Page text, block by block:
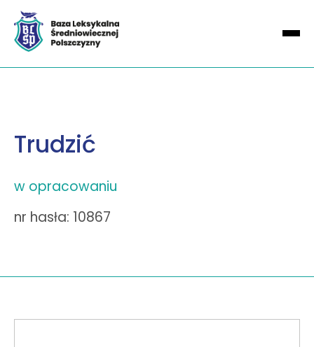
Trudzić
w opracowaniu
nr hasła: 10867